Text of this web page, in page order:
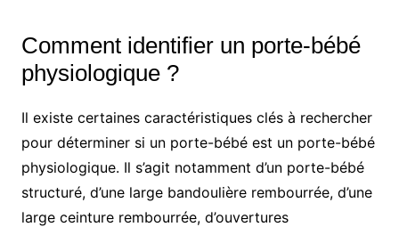
Comment identifier un porte-bébé
physiologique ?
Il existe certaines caractéristiques clés à rechercher
pour déterminer si un porte-bébé est un porte-bébé
physiologique. Il s’agit notamment d’un porte-bébé
structuré, d’une large bandoulière rembourrée, d’une
large ceinture rembourrée, d’ouvertures